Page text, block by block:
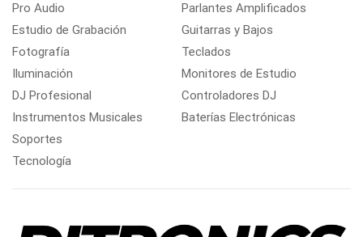
Pro Audio
Estudio de Grabación
Fotografía
Iluminación
DJ Profesional
Instrumentos Musicales
Soportes
Tecnología
Parlantes Amplificados
Guitarras y Bajos
Teclados
Monitores de Estudio
Controladores DJ
Baterías Electrónicas